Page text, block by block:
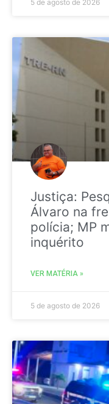
5 de agosto de 2026
Justiça:
Álvaro na
polícia; MP
inquérito
VER MATÉRIA »
5 de agosto de 2026